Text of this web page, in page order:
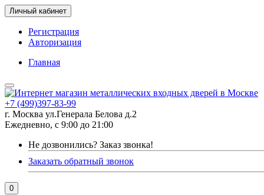
Личный кабинет
Регистрация
Авторизация
Главная
+7 (499)397-83-99
г. Москва ул.Генерала Белова д.2
Ежедневно, с 9:00 до 21:00
Не дозвонились? Заказ звонка!
Заказать обратный звонок
0